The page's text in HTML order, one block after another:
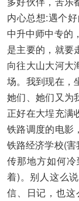
内心总想:遇个
中升中师中专的
是主要的，就要
向往大山大河大
场。我到现在，
她们、她们又为
正好在大埕充满
铁路调度的电影
铁路经济学校(
传那地方如何
着)。别人这么
信、日记，也